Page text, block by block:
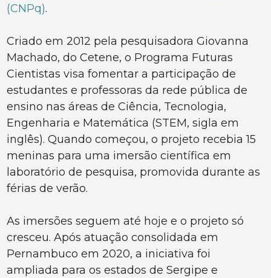
(CNPq).
Criado em 2012 pela pesquisadora Giovanna
Machado, do Cetene, o Programa Futuras
Cientistas visa fomentar a participação de
estudantes e professoras da rede pública de
ensino nas áreas de Ciência, Tecnologia,
Engenharia e Matemática (STEM, sigla em
inglês). Quando começou, o projeto recebia 15
meninas para uma imersão científica em
laboratório de pesquisa, promovida durante as
férias de verão.
As imersões seguem até hoje e o projeto só
cresceu. Após atuação consolidada em
Pernambuco em 2020, a iniciativa foi
ampliada para os estados de Sergipe e